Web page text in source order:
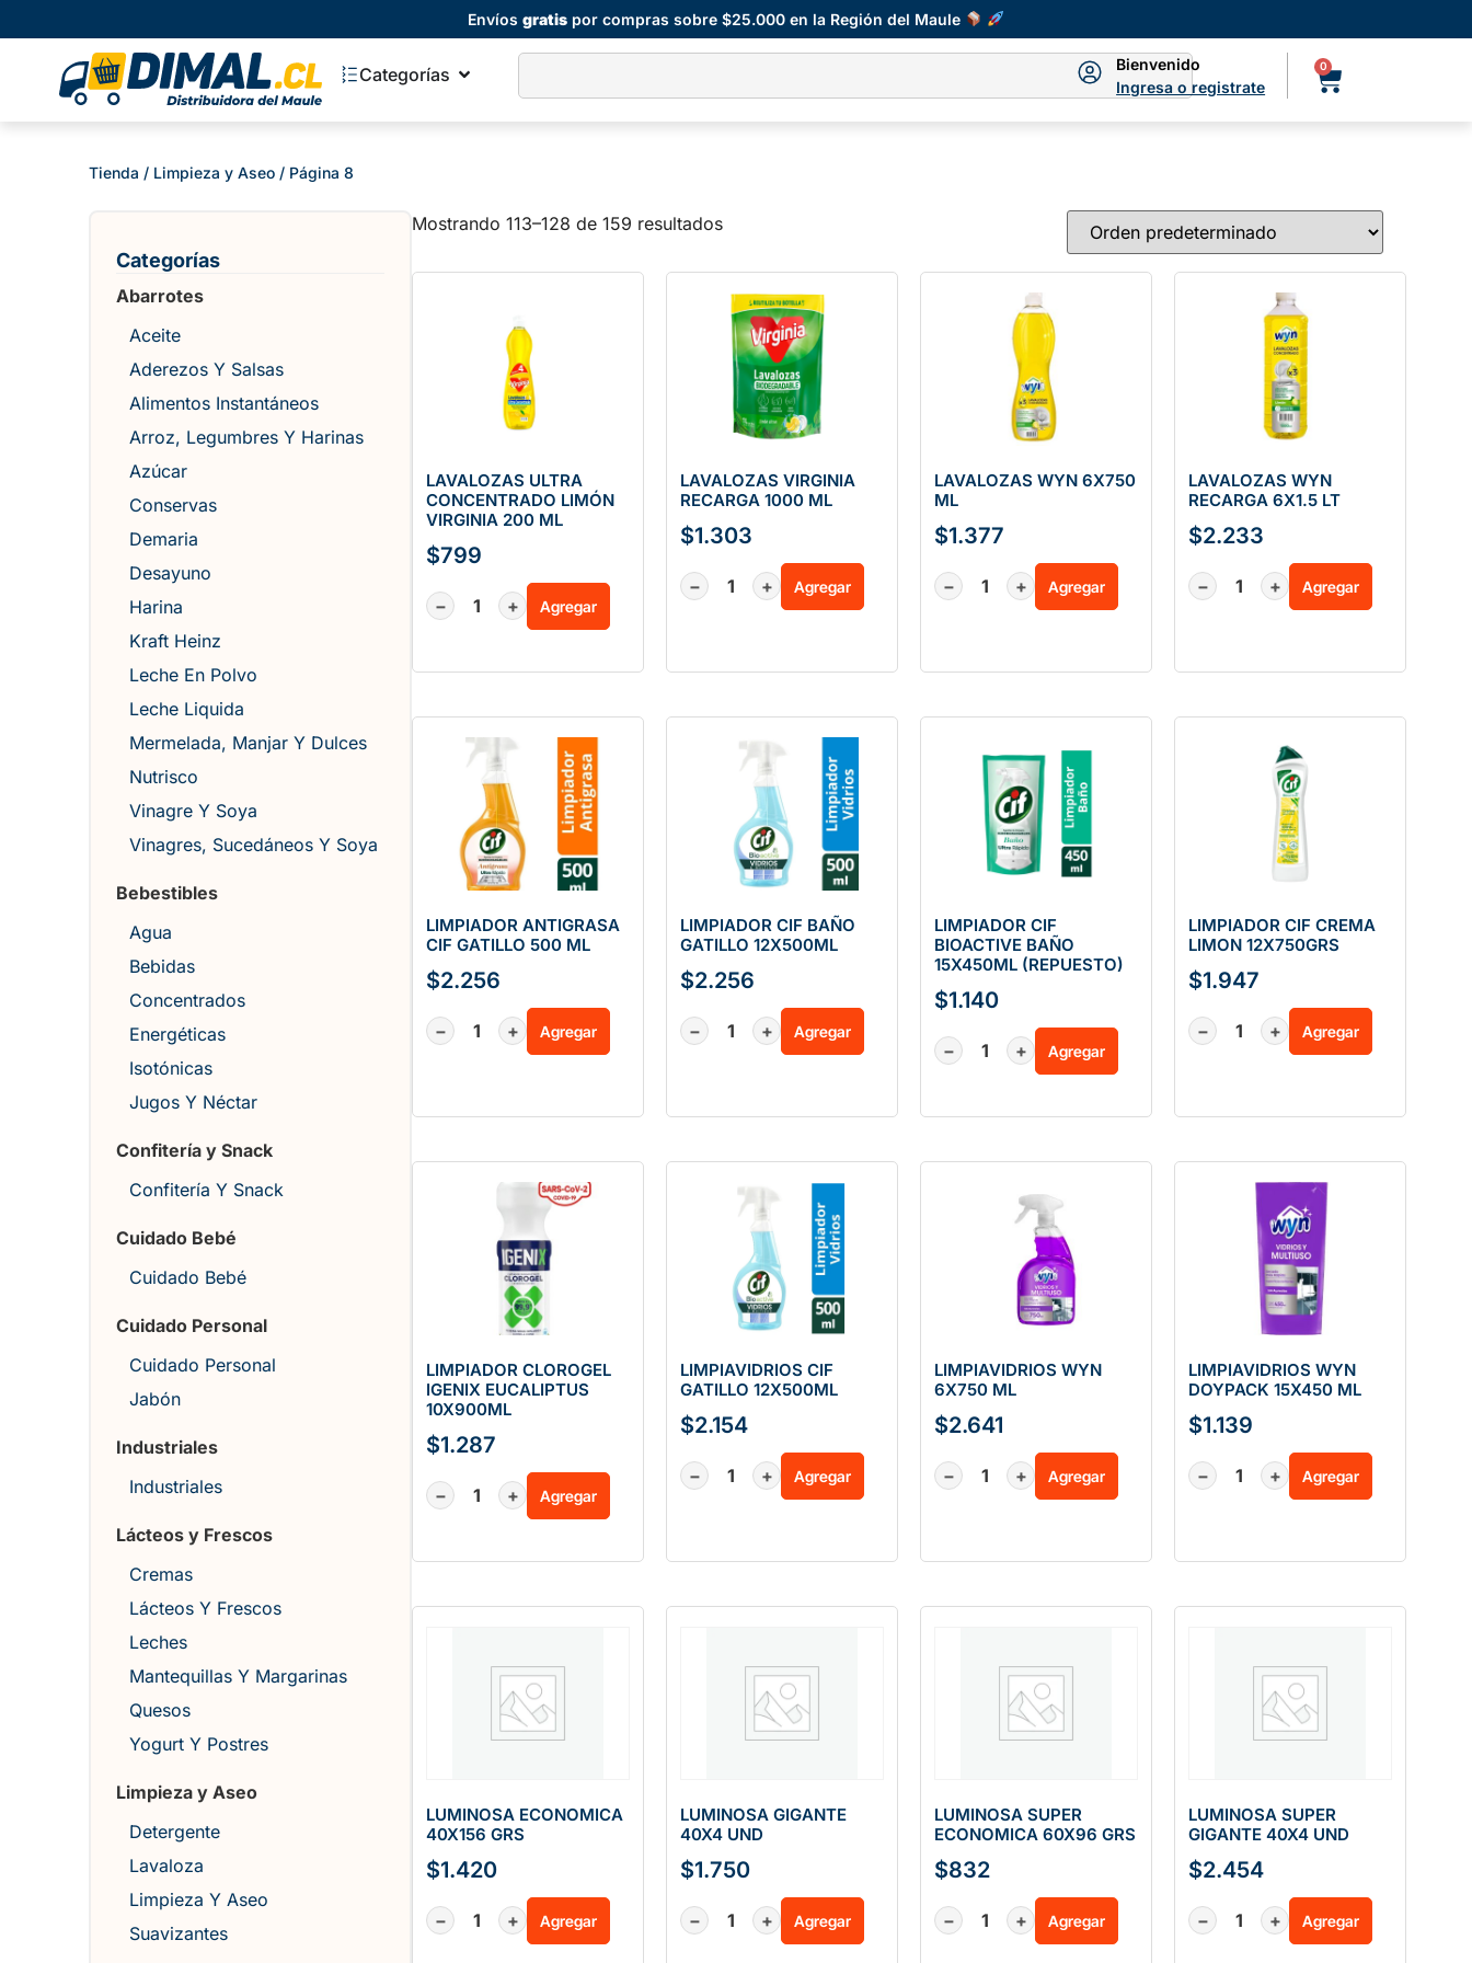
Envíosgratis por compras sobre $25.000 en la Región del Maule
Categorías
Bienvenido
Ingresa o registrate
0
Tienda / Limpieza y Aseo/ Página 8
Categorías
Abarrotes
Aceite
Aderezos Y Salsas
Alimentos Instantáneos
Arroz, Legumbres Y Harinas
Azúcar
Conservas
Demaria
Desayuno
Harina
Kraft Heinz
Leche En Polvo
Leche Liquida
Mermelada, Manjar Y Dulces
Nutrisco
Vinagre Y Soya
Vinagres, Sucedáneos Y Soya
Bebestibles
Agua
Bebidas
Concentrados
Energéticas
Isotónicas
Jugos Y Néctar
Confitería y Snack
Confitería Y Snack
Cuidado Bebé
Cuidado Bebé
Cuidado Personal
Cuidado Personal
Jabón
Industriales
Industriales
Lácteos y Frescos
Cremas
Lácteos Y Frescos
Leches
Mantequillas Y Margarinas
Quesos
Yogurt Y Postres
Limpieza y Aseo
Detergente
Lavaloza
Limpieza Y Aseo
Suavizantes
Mostrando 113–128 de 159 resultados
LAVALOZAS ULTRA
CONCENTRADO LIMÓN
VIRGINIA 200 ML
$799
− + Agregar
LAVALOZAS VIRGINIA
RECARGA 1000 ML
$1.303
− + Agregar
LAVALOZAS WYN 6X750
ML
$1.377
− + Agregar
LAVALOZAS WYN
RECARGA 6X1.5 LT
$2.233
− + Agregar
LIMPIADOR ANTIGRASA
CIF GATILLO 500 ML
$2.256
− + Agregar
LIMPIADOR CIF BAÑO
GATILLO 12X500ML
$2.256
− + Agregar
LIMPIADOR CIF
BIOACTIVE BAÑO
15X450ML (REPUESTO)
$1.140
− + Agregar
LIMPIADOR CIF CREMA
LIMON 12X750GRS
$1.947
− + Agregar
LIMPIADOR CLOROGEL
IGENIX EUCALIPTUS
10X900ML
$1.287
− + Agregar
LIMPIAVIDRIOS CIF
GATILLO 12X500ML
$2.154
− + Agregar
LIMPIAVIDRIOS WYN
6X750 ML
$2.641
− + Agregar
LIMPIAVIDRIOS WYN
DOYPACK 15X450 ML
$1.139
− + Agregar
LUMINOSA ECONOMICA
40X156 GRS
$1.420
− + Agregar
LUMINOSA GIGANTE
40X4 UND
$1.750
− + Agregar
LUMINOSA SUPER
ECONOMICA 60X96 GRS
$832
− + Agregar
LUMINOSA SUPER
GIGANTE 40X4 UND
$2.454
− + Agregar